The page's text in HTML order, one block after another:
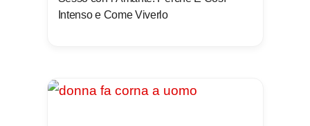
Intenso e Come Viverlo